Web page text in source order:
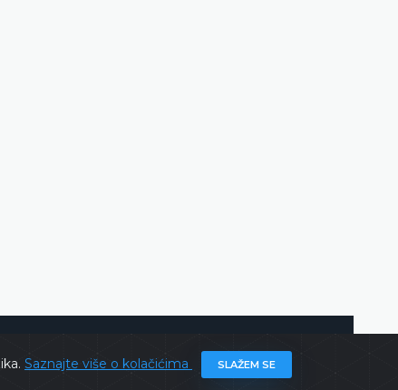
Saznajte više o kolačićima SLAŽEM SE
@ 2026Ustavni sud BiHSva prava zadržana.